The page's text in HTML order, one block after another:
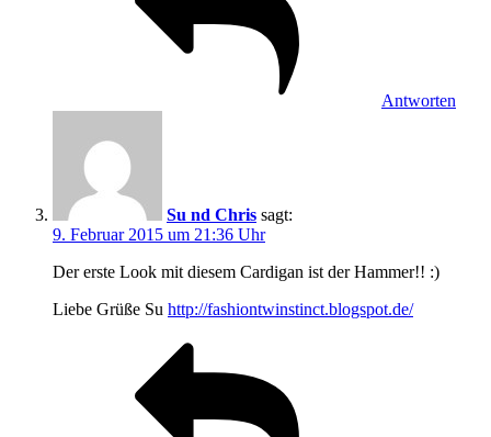
Antworten
Su nd Chris sagt:
9. Februar 2015 um 21:36 Uhr
Der erste Look mit diesem Cardigan ist der Hammer!! :)
Liebe Grüße Su http://fashiontwinstinct.blogspot.de/